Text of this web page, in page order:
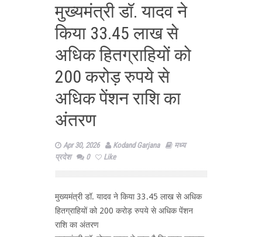
मुख्यमंत्री डॉ. यादव ने
किया 33.45 लाख से
अधिक हितग्राहियों को
200 करोड़ रुपये से
अधिक पेंशन राशि का
अंतरण
Apr 30, 2026 Kodand Garjana
मध्य
प्रदेश
0 Like
मुख्यमंत्री डॉ. यादव ने किया 33.45 लाख से अधिक
हितग्राहियों को 200 करोड़ रुपये से अधिक पेंशन
राशि का अंतरण